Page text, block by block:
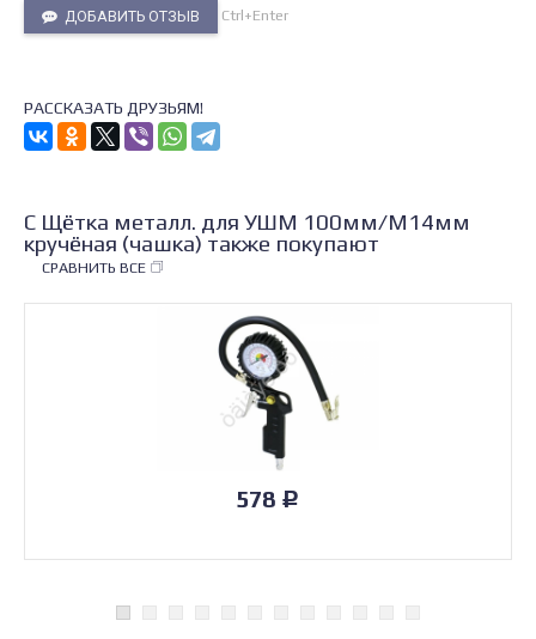
ДОБАВИТЬ ОТЗЫВ Ctrl+Enter
РАССКАЗАТЬ ДРУЗЬЯМ!
С Щётка металл. для УШМ 100мм/М14мм
кручёная (чашка) также покупают
СРАВНИТЬ ВСЕ
578 Р